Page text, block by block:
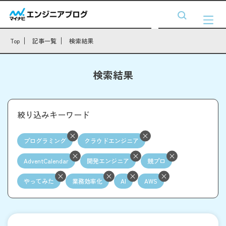
Top 記事一覧 検索結果
検索結果
絞り込みキーワード
プログラミング クラウドエンジニア
AdventCalendar 開発エンジニア 競プロ
やってみた 業務効率化 AI AWS